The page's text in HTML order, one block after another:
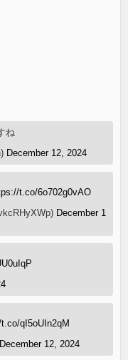
ね
December 12, 2024
t.co/6o702g0vAO
December 1
qI5oUIn2qM
December 12, 2024